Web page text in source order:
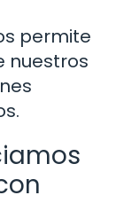
permite
nuestros